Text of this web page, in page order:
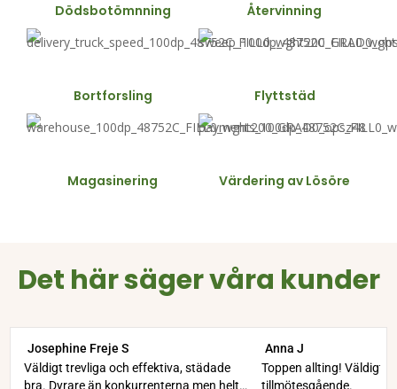
Dödsbotömnning Återvinning
Bortforsling Flyttstäd
Magasinering Värdering av Lösöre
Det här säger våra kunder